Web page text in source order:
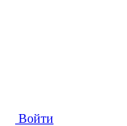
Войти